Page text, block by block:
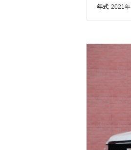
年式 2021年